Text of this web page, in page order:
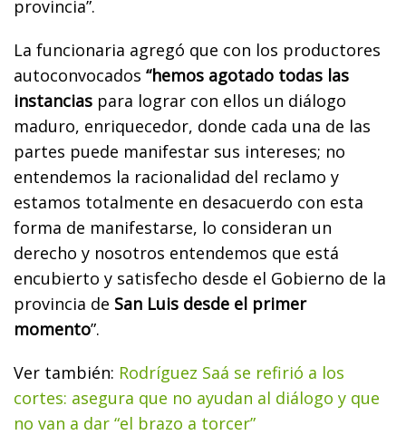
provincia”.
La funcionaria agregó que con los productores
autoconvocados “hemos agotado todas las
instancias para lograr con ellos un diálogo
maduro, enriquecedor, donde cada una de las
partes puede manifestar sus intereses; no
entendemos la racionalidad del reclamo y
estamos totalmente en desacuerdo con esta
forma de manifestarse, lo consideran un
derecho y nosotros entendemos que está
encubierto y satisfecho desde el Gobierno de la
provincia de San Luis desde el primer
momento”.
Ver también: Rodríguez Saá se refirió a los
cortes: asegura que no ayudan al diálogo y que
no van a dar “el brazo a torcer”